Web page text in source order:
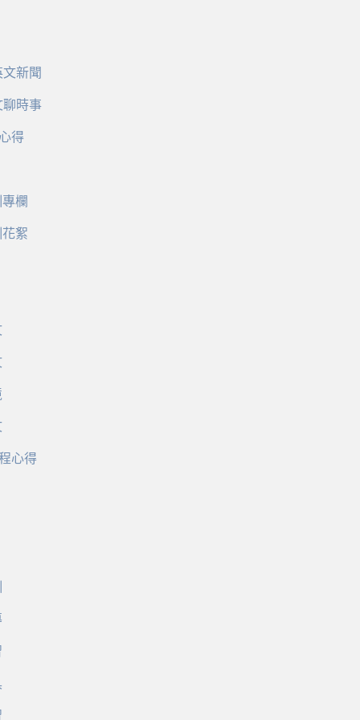
新聞
聊時事
得
欄
絮
心得